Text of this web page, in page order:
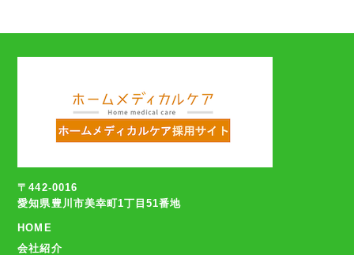
〒442-0016
愛知県豊川市美幸町1丁目51番地
HOME
会社紹介